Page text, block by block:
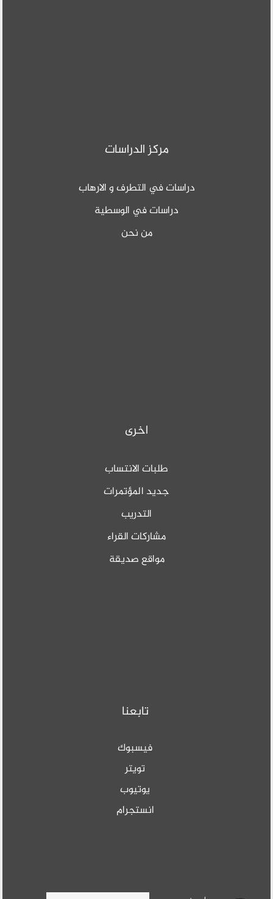
مركز الدراسات
دراسات في التطرف و الارهاب
دراسات في الوسطية
من نحن
اخرى
طلبات الانتساب
جديد المؤتمرات
التدريب
مشاركات القراء
مواقع صديقة
تابعنا
فيسبوك
تويتر
يوتيوب
انستجرام